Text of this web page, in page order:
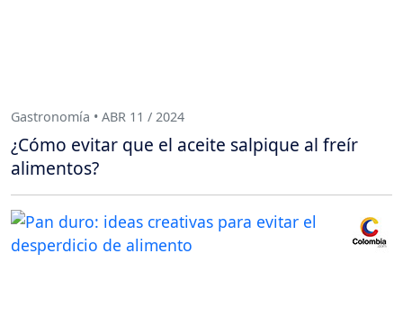
Gastronomía • ABR 11 / 2024
¿Cómo evitar que el aceite salpique al freír
alimentos?